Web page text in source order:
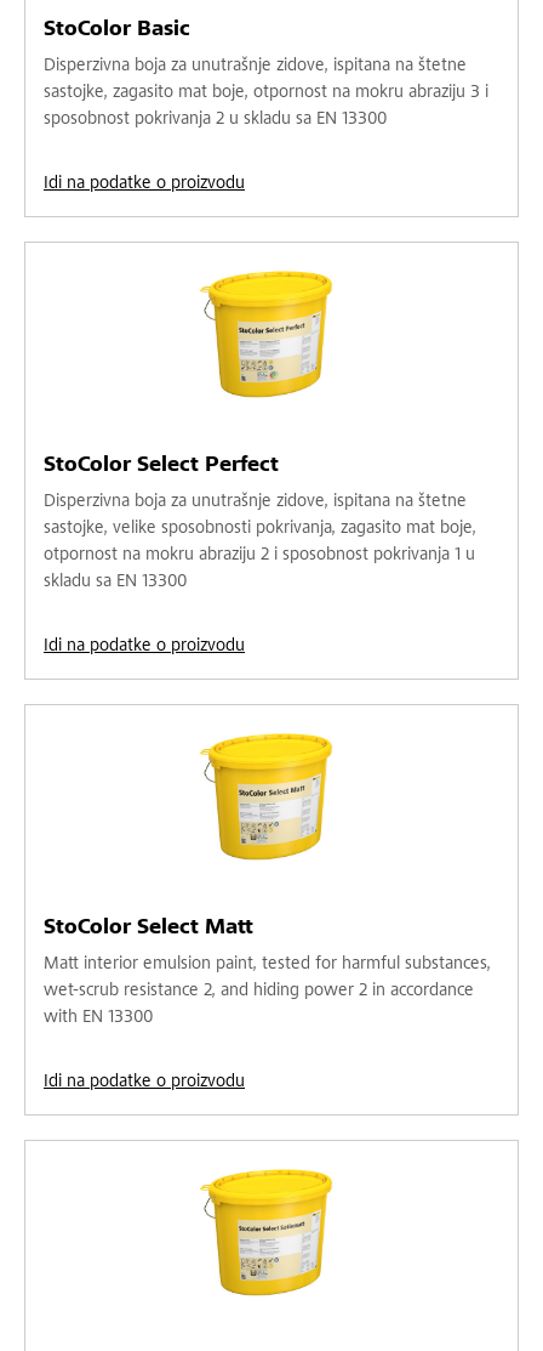
StoColor Basic
Disperzivna boja za unutrašnje zidove, ispitana na štetne
sastojke, zagasito mat boje, otpornost na mokru abraziju 3 i
sposobnost pokrivanja 2 u skladu sa EN 13300
Idi na podatke o proizvodu
StoColor Select Perfect
Disperzivna boja za unutrašnje zidove, ispitana na štetne
sastojke, velike sposobnosti pokrivanja, zagasito mat boje,
otpornost na mokru abraziju 2 i sposobnost pokrivanja 1 u
skladu sa EN 13300
Idi na podatke o proizvodu
StoColor Select Matt
Matt interior emulsion paint, tested for harmful substances,
wet-scrub resistance 2, and hiding power 2 in accordance
with EN 13300
Idi na podatke o proizvodu